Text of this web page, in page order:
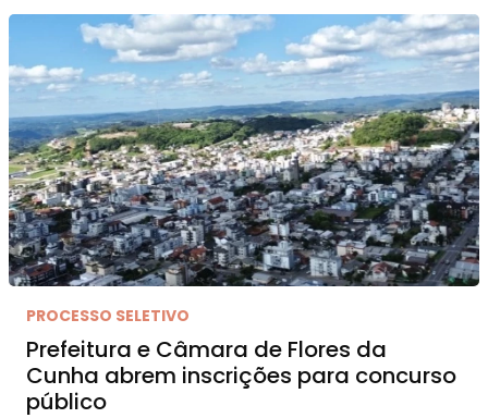
PROCESSO SELETIVO
Prefeitura e Câmara de Flores da
Cunha abrem inscrições para concurso
público